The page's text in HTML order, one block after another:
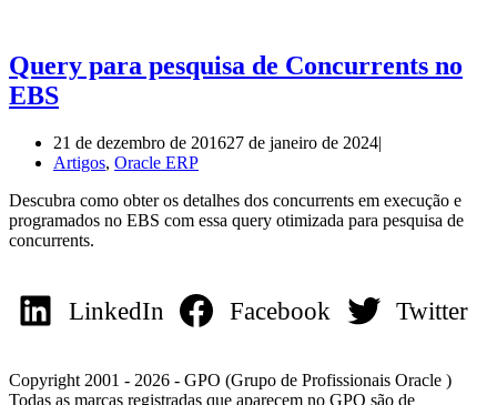
Query para pesquisa de Concurrents no
EBS
21 de dezembro de 201627 de janeiro de 2024
Artigos, Oracle ERP
Descubra como obter os detalhes dos concurrents em execução e
programados no EBS com essa query otimizada para pesquisa de
concurrents.
LinkedIn Facebook Twitter
Copyright 2001 - 2026 - GPO (Grupo de Profissionais Oracle )
Todas as marcas registradas que aparecem no GPO são de